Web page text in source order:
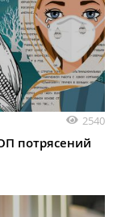
2540
потрясений